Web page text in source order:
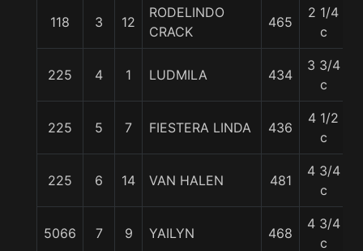
118 3 12
RODELINDO
CRACK
465
2 1/4
c
225 4 1 LUDMILA 434
3 3/4
c
225 5 7 FIESTERA LINDA 436
4 1/2
c
225 6 14 VAN HALEN 481
4 3/4
c
5066 7 9 YAILYN 468
4 3/4
c